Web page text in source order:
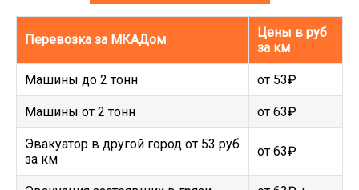
Перевозка за МКАДом
Цены в руб
за км
Машины до 2 тонн от 53₽
Машины от 2 тонн от 63₽
Эвакуатор в другой город от 53 руб
за км
от 63₽